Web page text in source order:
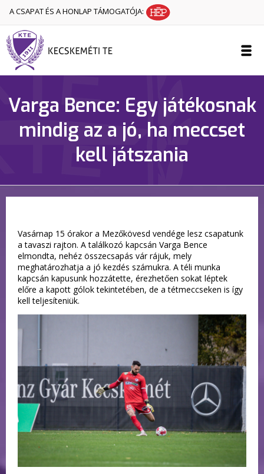
A CSAPAT ÉS A HONLAP TÁMOGATÓJA:
Varga Bence: Egy játékosnak
mindig az a jó, ha meccset
kell játszania
Vasárnap 15 órakor a Mezőkövesd vendége lesz csapatunk
a tavaszi rajton. A találkozó kapcsán Varga Bence
elmondta, nehéz összecsapás vár rájuk, mely
meghatározhatja a jó kezdés számukra. A téli munka
kapcsán kapusunk hozzátette, érezhetően sokat léptek
előre a kapott gólok tekintetében, de a tétmeccseken is így
kell teljesíteniük.